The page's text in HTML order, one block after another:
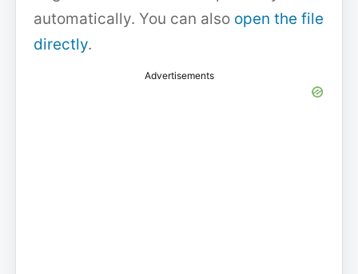
automatically. You can also open the file
directly.
Advertisements